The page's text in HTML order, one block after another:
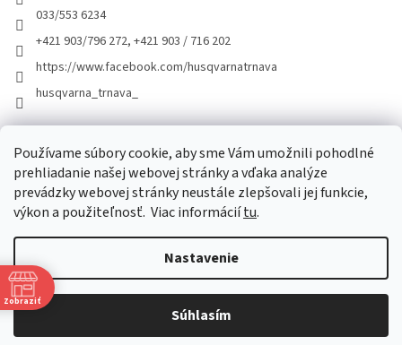
Používame súbory cookie, aby sme Vám umožnili pohodlné
prehliadanie našej webovej stránky a vďaka analýze
prevádzky webovej stránky neustále zlepšovali jej funkcie,
výkon a použiteľnosť. Viac informáciítu.
Nastavenie
Súhlasím
033/553 6234
+421 903/796 272, +421 903 / 716 202
https://www.facebook.com/husqvarnatrnava
husqvarna_trnava_
Facebook
Vytvoril Shoptet
ŽÁKOVSKÝ. Všetky práva vyhradené.
Zobraziť